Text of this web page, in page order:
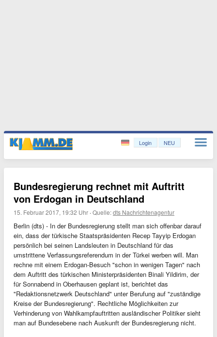
Login NEU
Bundesregierung rechnet mit Auftritt
von Erdogan in Deutschland
15. Februar 2017, 19:32 Uhr ·Quelle:dts Nachrichtenagentur
Berlin (dts) - In der Bundesregierung stellt man sich offenbar darauf
ein, dass der türkische Staatspräsidenten Recep Tayyip Erdogan
persönlich bei seinen Landsleuten in Deutschland für das
umstrittene Verfassungsreferendum in der Türkei werben will. Man
rechne mit einem Erdogan-Besuch "schon in wenigen Tagen" nach
dem Auftritt des türkischen Ministerpräsidenten Binali Yildirim, der
für Sonnabend in Oberhausen geplant ist, berichtet das
"Redaktionsnetzwerk Deutschland" unter Berufung auf "zuständige
Kreise der Bundesregierung". Rechtliche Möglichkeiten zur
Verhinderung von Wahlkampfauftritten ausländischer Politiker sieht
man auf Bundesebene nach Auskunft der Bundesregierung nicht.